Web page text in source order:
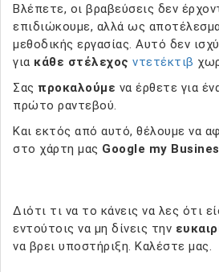
Βλέπετε, οι βραβεύσεις δεν
επιδιώκουμε, αλλά ως
μεθοδικής εργασίας. Αυτό δεν
για κάθε στέλεχος ντετέκτιβ
Σας προκαλούμε να έρθετε για
πρώτο ραντεβού.
Και εκτός από αυτό, θέλουμε να
στο χάρτη μας Google my
Διότι τι να το κάνεις να λες ότι
εντούτοις να μη δίνεις την
να βρει υποστήριξη. Καλέστε μας.